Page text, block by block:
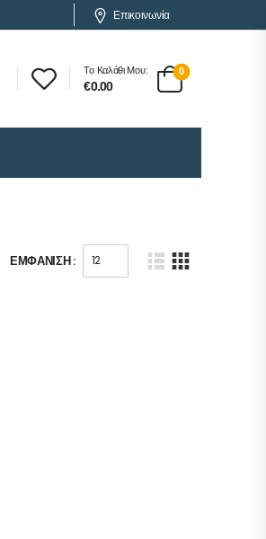
Επικοινωνία
Το Καλάθι Μου:
€0.00
0
ΕΜΦΆΝΙΣΗ :